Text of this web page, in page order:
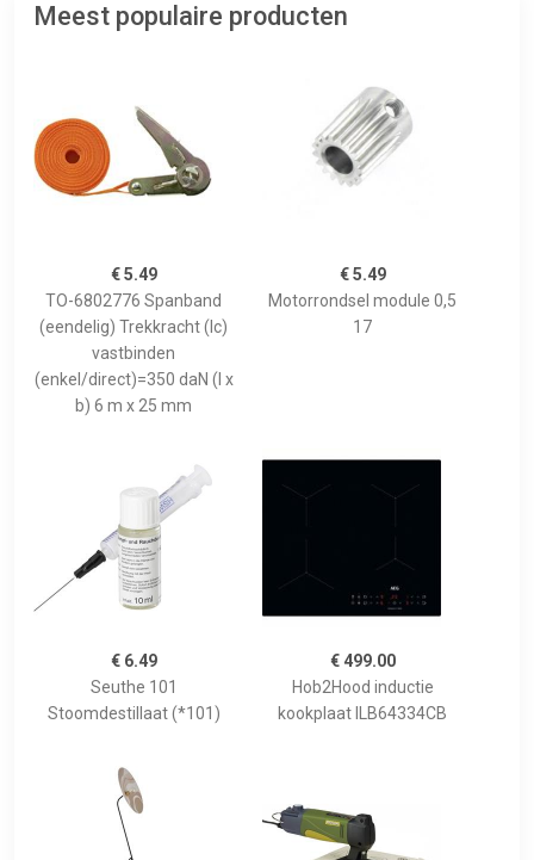
Meest populaire producten
€ 5.49
TO-6802776 Spanband
(eendelig) Trekkracht (lc)
vastbinden
(enkel/direct)=350 daN (l x
b) 6 m x 25 mm
€ 5.49
Motorrondsel module 0,5
17
€ 6.49
Seuthe 101
Stoomdestillaat (*101)
€ 499.00
Hob2Hood inductie
kookplaat ILB64334CB